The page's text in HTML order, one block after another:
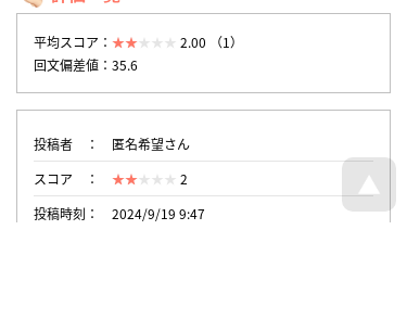
平均スコア：
2.00 （1）
回文偏差値：35.6
投稿者
匿名希望さん
スコア
2
投稿時刻
2024/9/19 9:47